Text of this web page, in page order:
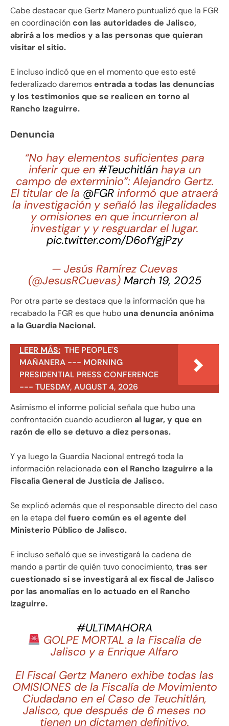
Cabe destacar que Gertz Manero puntualizó que la FGR
en coordinacióncon las autoridades de Jalisco,
abrirá a los medios y a las personas que quieran
visitar el sitio.
E incluso indicó que en el momento que esto esté
federalizado daremosentrada a todas las denuncias
y los testimonios que se realicen en torno al
Rancho Izaguirre.
Denuncia
“No hay elementos suficientes para
inferir que en #Teuchitlánhaya un
campo de exterminio”: Alejandro Gertz.
El titular de la @FGR informó que atraerá
la investigación y señaló las ilegalidades
y omisiones en que incurrieron al
investigar y y resguardar el lugar.
pic.twitter.com/D6ofYgjPzy
— Jesús Ramírez Cuevas
(@JesusRCuevas) March 19, 2025
Por otra parte se destaca que la información que ha
recabado la FGR es que hubo una denuncia anónima
a la Guardia Nacional.
LEER MÁS: THE PEOPLE'S
MAÑANERA --- MORNING
PRESIDENTIAL PRESS CONFERENCE
--- TUESDAY, AUGUST 4, 2026
Asimismo el informe policial señala que hubo una
confrontación cuando acudieronal lugar, y que en
razón de ello se detuvo a diez personas.
Y ya luego la Guardia Nacional entregó toda la
información relacionada con el Rancho Izaguirre a la
Fiscalía General de Justicia de Jalisco.
Se explicó además que el responsable directo del caso
en la etapa del fuero común es el agente del
Ministerio Público de Jalisco.
E incluso señaló que se investigará la cadena de
mando a partir de quién tuvo conocimiento,tras ser
cuestionado si se investigará al ex fiscal de Jalisco
por las anomalías en lo actuado en el Rancho
Izaguirre.
#ULTIMAHORA
GOLPE MORTAL a la Fiscalía de
Jalisco y a Enrique Alfaro
El Fiscal Gertz Manero exhibe todas las
OMISIONES de la Fiscalía de Movimiento
Ciudadano en el Caso de Teuchitlán,
Jalisco, que después de 6 meses no
tienen un dictamen definitivo.